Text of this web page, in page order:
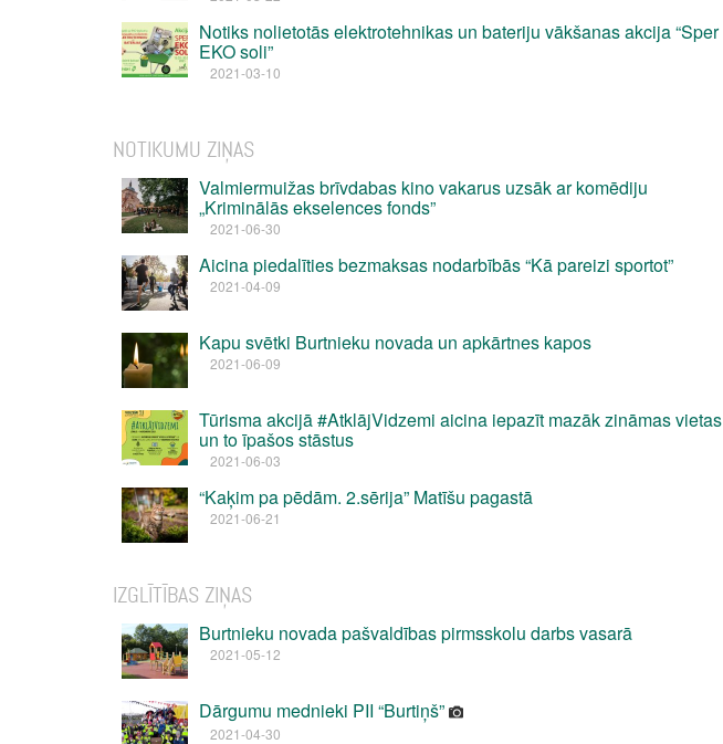
Notiks nolietotās elektrotehnikas un bateriju vākšanas akcija “Sper
EKO soli”
2021-03-10
NOTIKUMU ZIŅAS
Valmiermuižas brīvdabas kino vakarus uzsāk ar komēdiju
„Kriminālās ekselences fonds”
2021-06-30
Aicina piedalīties bezmaksas nodarbībās “Kā pareizi sportot”
2021-04-09
Kapu svētki Burtnieku novada un apkārtnes kapos
2021-06-09
Tūrisma akcijā #AtklājVidzemi aicina iepazīt mazāk zināmas vietas
un to īpašos stāstus
2021-06-03
“Kaķim pa pēdām. 2.sērija” Matīšu pagastā
2021-06-21
IZGLĪTĪBAS ZIŅAS
Burtnieku novada pašvaldības pirmsskolu darbs vasarā
2021-05-12
Dārgumu mednieki PII “Burtiņš”
2021-04-30